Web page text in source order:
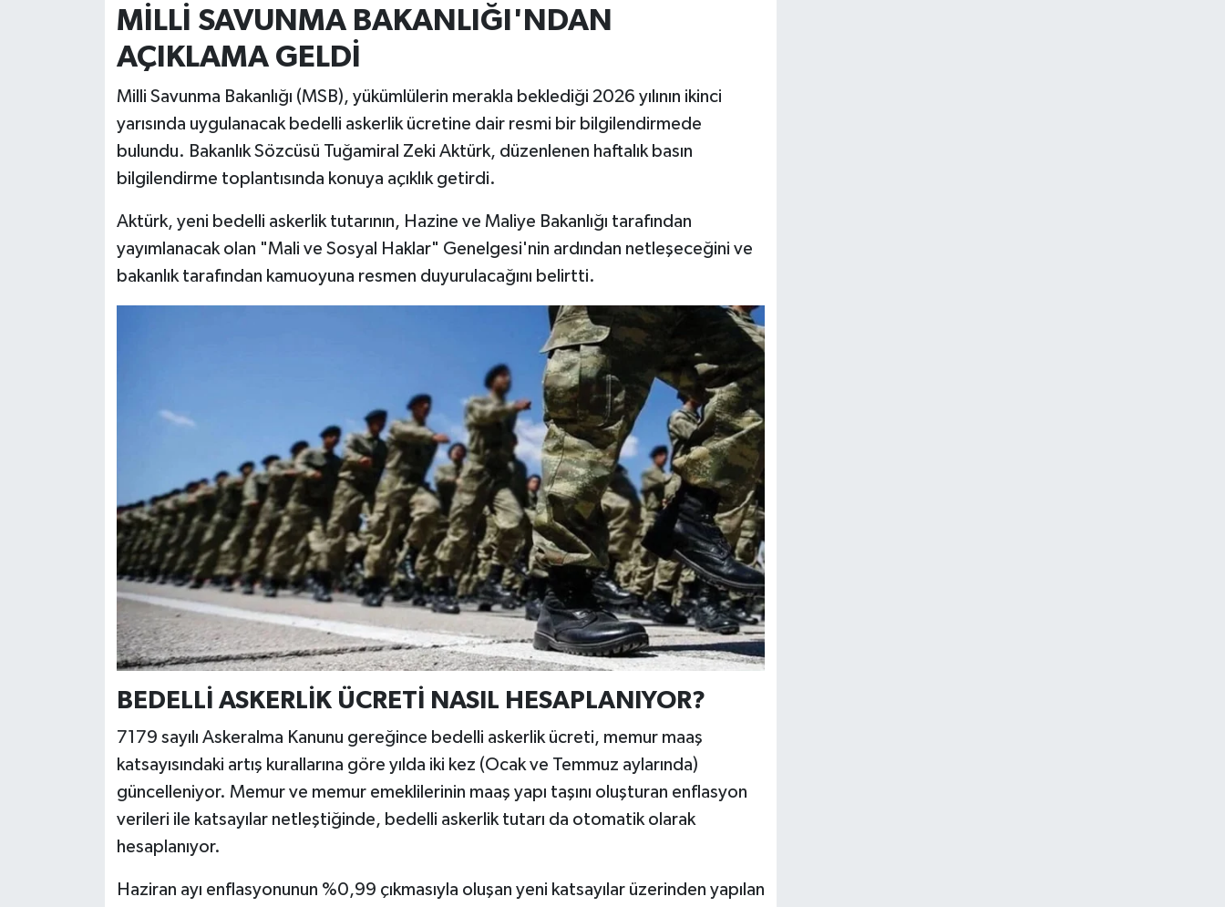
MİLLİ SAVUNMA BAKANLIĞI'NDAN
AÇIKLAMA GELDİ
Milli Savunma Bakanlığı (MSB), yükümlülerin merakla beklediği 2026 yılının ikinci
yarısında uygulanacak bedelli askerlik ücretine dair resmi bir bilgilendirmede
bulundu. Bakanlık Sözcüsü Tuğamiral Zeki Aktürk, düzenlenen haftalık basın
bilgilendirme toplantısında konuya açıklık getirdi.
Aktürk, yeni bedelli askerlik tutarının, Hazine ve Maliye Bakanlığı tarafından
yayımlanacak olan "Mali ve Sosyal Haklar" Genelgesi'nin ardından netleşeceğini ve
bakanlık tarafından kamuoyuna resmen duyurulacağını belirtti.
BEDELLİ ASKERLİK ÜCRETİ NASIL HESAPLANIYOR?
7179 sayılı Askeralma Kanunu gereğince bedelli askerlik ücreti, memur maaş
katsayısındaki artış kurallarına göre yılda iki kez (Ocak ve Temmuz aylarında)
güncelleniyor. Memur ve memur emeklilerinin maaş yapı taşını oluşturan enflasyon
verileri ile katsayılar netleştiğinde, bedelli askerlik tutarı da otomatik olarak
hesaplanıyor.
Haziran ayı enflasyonunun %0,99 çıkmasıyla oluşan yeni katsayılar üzerinden yapılan
Teknoloji
Video Galeri